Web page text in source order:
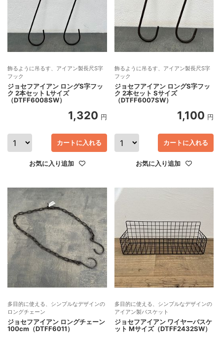
飾るように吊るす、アイアン製長尺S字
フック
ジョセフアイアン ロングS字フッ
ク 2本セット Lサイズ
（DTFF6008SW）
1,320 円
カートに入れる
お気に入り追加
飾るように吊るす、アイアン製長尺S字
フック
ジョセフアイアン ロングS字フッ
ク 2本セット Sサイズ
（DTFF6007SW）
1,100 円
カートに入れる
お気に入り追加
多目的に使える、シンプルなデザインの
ロングチェーン
ジョセフアイアン ロングチェーン
100cm（DTFF6011）
多目的に使える、シンプルなデザインの
アイアン製バスケット
ジョセフアイアン ワイヤーバスケ
ット Mサイズ（DTFF2432SW）